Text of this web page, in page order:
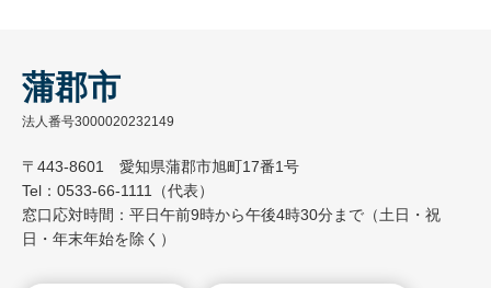
蒲郡市
法人番号3000020232149
〒443-8601 愛知県蒲郡市旭町17番1号
Tel：0533-66-1111（代表）
窓口応対時間：平日午前9時から午後4時30分まで（土日・祝
日・年末年始を除く）